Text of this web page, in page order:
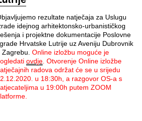
rezultate natječaja za Uslugu
idejnog arhitektonsko-urbanističkog
i projektne dokumentacije Poslovne
Hrvatske Lutrije uz Aveniju Dubrovnik
Zagrebu. Online izložbu moguće je
ovdje. Otvorenje Online izložbe
radova održat će se u srijedu
u 18:30h, a razgovor OS-a s
u 19:00h putem ZOOM